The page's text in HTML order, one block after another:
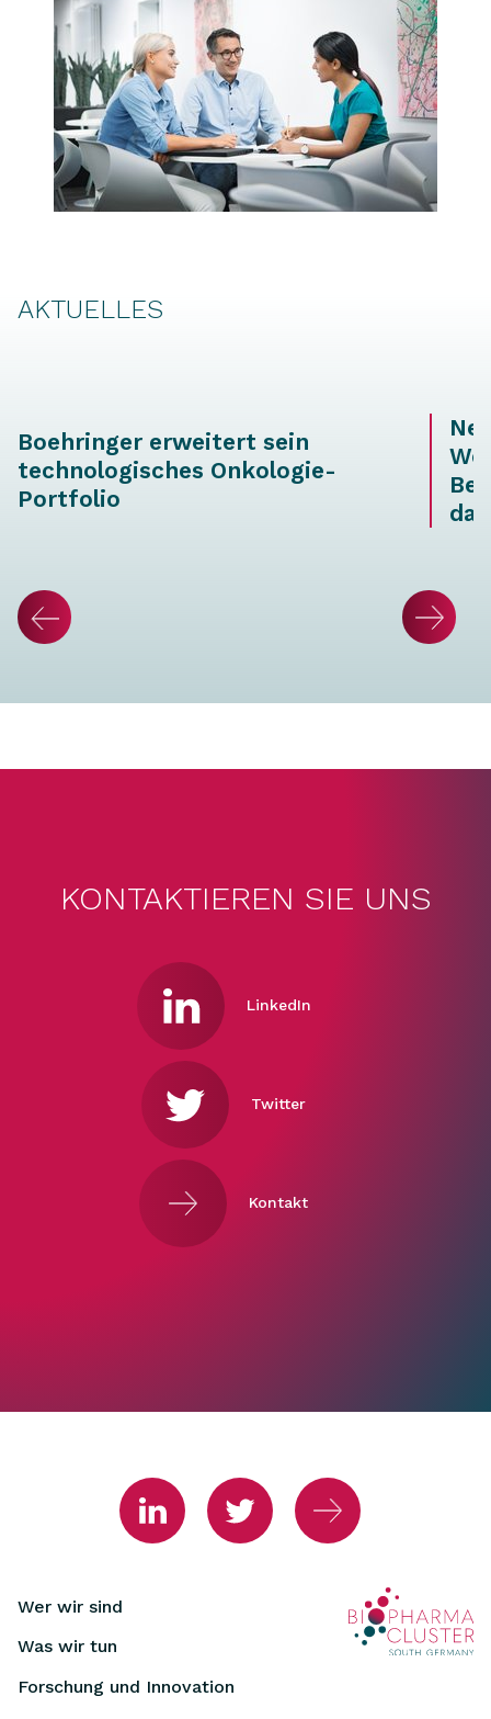
AKTUELLES
Boehringer erweitert sein
technologisches Onkologie-
Portfolio
KONTAKTIEREN SIE UNS
LinkedIn
Twitter
Kontakt
Wer wir sind
Was wir tun
Forschung und Innovation